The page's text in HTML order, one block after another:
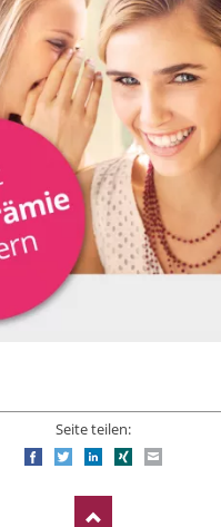
Seite teilen:
FacebookTwitterLinkedIn
Xing